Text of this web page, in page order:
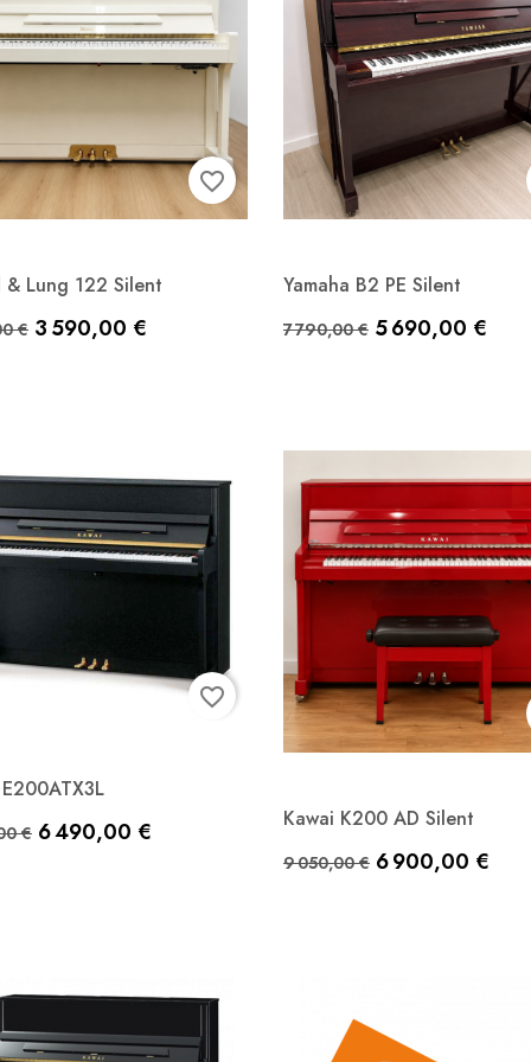
 Aperçu rapide
& Lung 122 Silent
base
€ Prix
3 590,00 €
favorite_border
Aperçu rapide
Acajou laqué
Yamaha B2 PE Silent
Prix de base
7 790,00 € Prix
5 690,00 €
Aperçu rapide
Noir satiné
base
€ Prix
6 490,00 €
favorite_border
Aperçu rapide
Rouge laqué
Kawai K200 AD Silent
Prix de base
9 050,00 € Prix
6 900,00 €